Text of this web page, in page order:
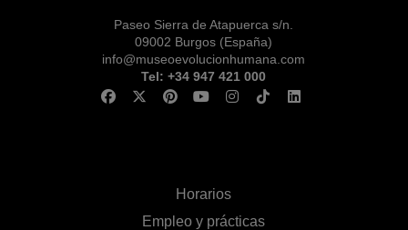
Paseo Sierra de Atapuerca s/n.
09002 Burgos (España)
info@museoevolucionhumana.com
Tel: +34 947 421 000
Horarios
Empleo y prácticas